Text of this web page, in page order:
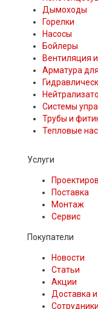
Дымоходы
Горелки
Насосы
Бойлеры
Вентиляция
Арматура
Системы
Трубы и
Тепловые
Услуги
Поставка
Монтаж
Сервис
Покупатели
Новости
Статьи
Акции
Доставка
Сотрудники